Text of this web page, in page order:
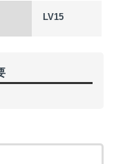
LV15